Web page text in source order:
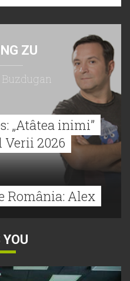
ZU
„Atâtea inimi”
2026
România: Alex
Monstru Al